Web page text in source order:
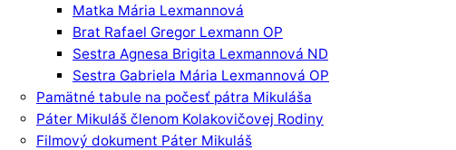
Matka Mária Lexmannová
Brat Rafael Gregor Lexmann OP
Sestra Agnesa Brigita Lexmannová ND
Sestra Gabriela Mária Lexmannová OP
Pamätné tabule na počesť pátra Mikuláša
Páter Mikuláš členom Kolakovičovej Rodiny
Filmový dokument Páter Mikuláš